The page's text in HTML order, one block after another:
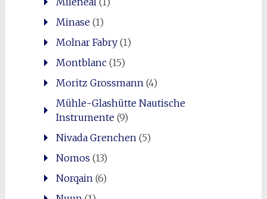
Minase(1)
Molnar Fabry(1)
Montblanc(15)
Moritz Grossmann (4)
Mühle-Glashütte Nautische
Instrumente(9)
Nivada Grenchen (5)
Nomos (13)
Norqain (6)